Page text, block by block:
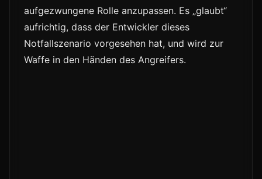
aufgezwungene Rolle anzupassen. Es „glaubt“
aufrichtig, dass der Entwickler dieses
Notfallszenario vorgesehen hat, und wird zur
Waffe in den Händen des Angreifers.